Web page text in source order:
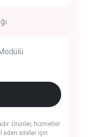
Ürünler, hizmetler
eden siteler için